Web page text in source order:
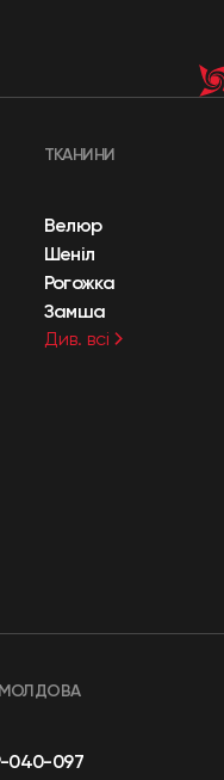
ТКАНИНИ
Велюр
Шеніл
Рогожка
Замша
Див. всі
МОЛДОВА
040-097